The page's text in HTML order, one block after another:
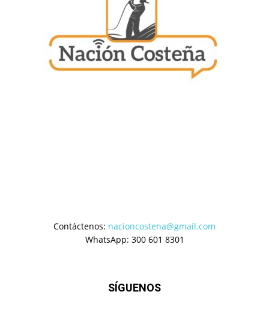
Contáctenos: nacioncostena@gmail.com
WhatsApp: 300 601 8301
SÍGUENOS